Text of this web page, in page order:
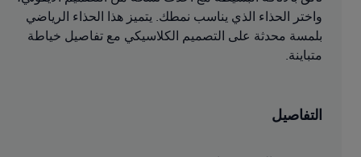
واختر الحذاء الذي يناسب نمطك. يتميز هذا الحذاء الرياضي
بلمسة محدثة على التصميم الكلاسيكي مع تفاصيل خياطة
متباينة.
التفاصيل